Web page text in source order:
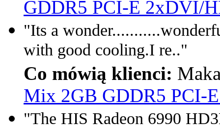
GDDR5 PCI-E 2xDVI/
"Its a
with good cooling.I re.."
Co mówią klienci:
Mix 2GB GDDR5 PCI-
"The HIS Radeon 6990